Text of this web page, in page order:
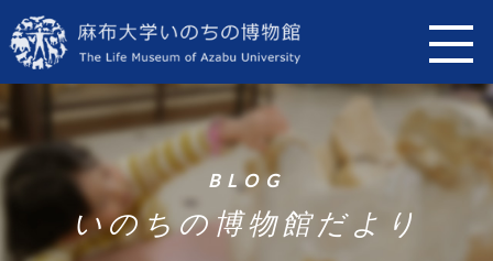
B L OG
いのちの博物館 だ よ り